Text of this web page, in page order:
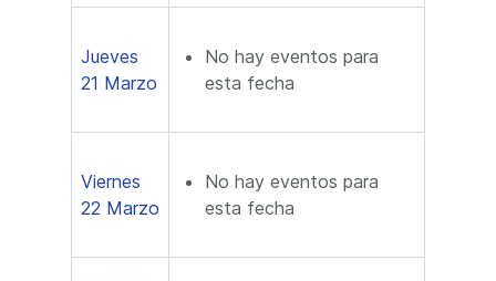
Jueves
21 Marzo
No hay eventos para
esta fecha
Viernes
22 Marzo
No hay eventos para
esta fecha